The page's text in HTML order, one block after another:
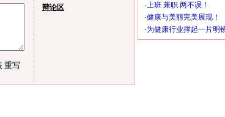
辩论区
·上班 兼职 两不误！
·健康与美丽完美展现！
·为健康行业撑起一片明